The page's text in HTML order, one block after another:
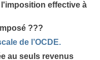
effective à
???
de l’OCDE.
au seuls revenus